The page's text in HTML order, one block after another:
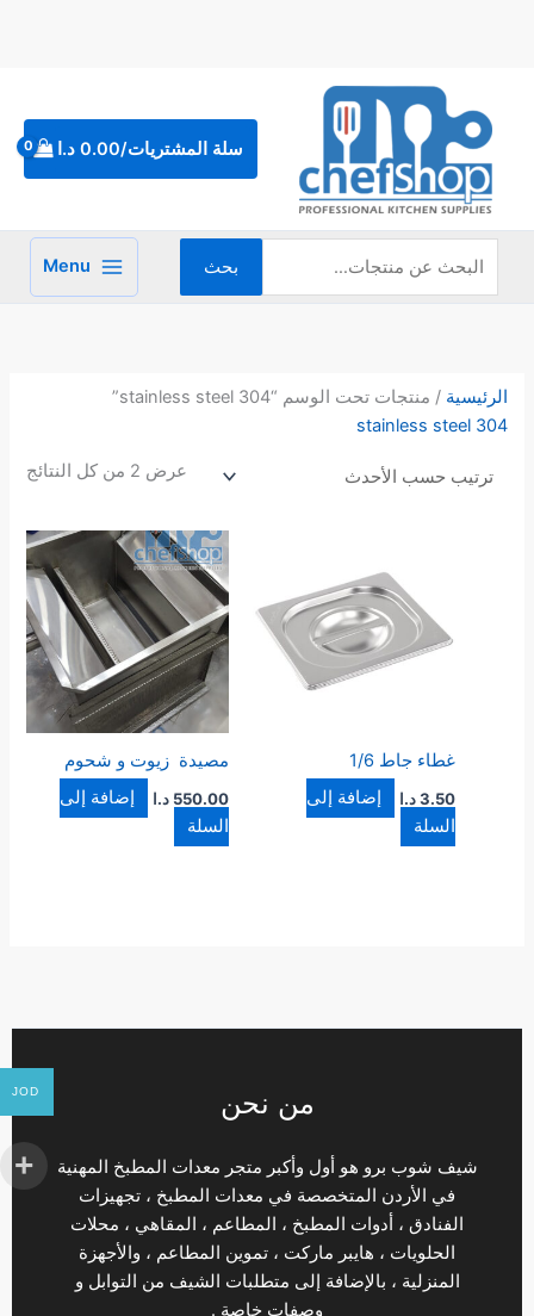
سلة المشتريات/0.00 د.ا
عن:
بحث Menu
الرئيسية / منتجات تحت الوسم “stainless steel 304”
stainless steel 304
عرض ⁦2⁩ من كل النتائج
غطاء جاط 1/6
3.50 د.ا
إضافة إلى
السلة
مصيدة زيوت و شحوم
550.00 د.ا
إضافة إلى
السلة
من نحن
شيف شوب برو هو أول وأكبر متجر معدات المطبخ المهنية
في الأردن المتخصصة في معدات المطبخ ، تجهيزات
الفنادق ، أدوات المطبخ ، المطاعم ، المقاهي ، محلات
الحلويات ، هايبر ماركت ، تموين المطاعم ، والأجهزة
المنزلية ، بالإضافة إلى متطلبات الشيف من التوابل و
وصفات خاصة .
JOD